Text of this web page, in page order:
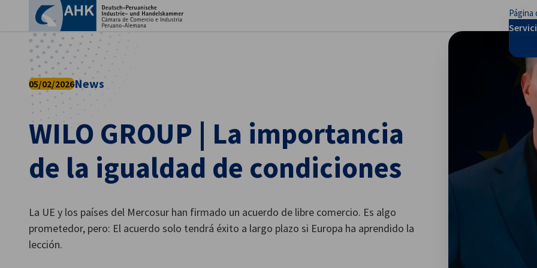
Página
WILO GROUP | La importancia
de la igualdad de condiciones
05/02/2026News
La UE y los países del Mercosur han firmado un acuerdo de libre comercio. Es algo
prometedor, pero: El acuerdo solo tendrá éxito a largo plazo si Europa ha aprendido la
lección.